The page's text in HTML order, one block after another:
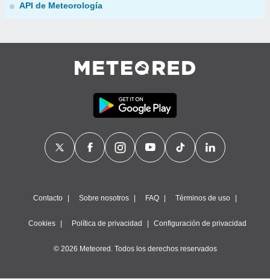
API de Meteorología
Contacto Sobre nosotros FAQ Términos de uso
Cookies Política de privacidad Configuración de privacidad
© 2026 Meteored. Todos los derechos reservados